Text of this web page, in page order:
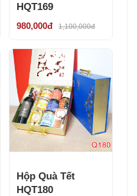
HQT169
980,000đ 1,100,000đ
Hộp Quà Tết
HQT180